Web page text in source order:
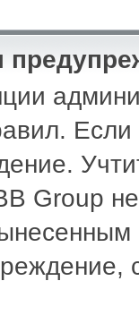
Group